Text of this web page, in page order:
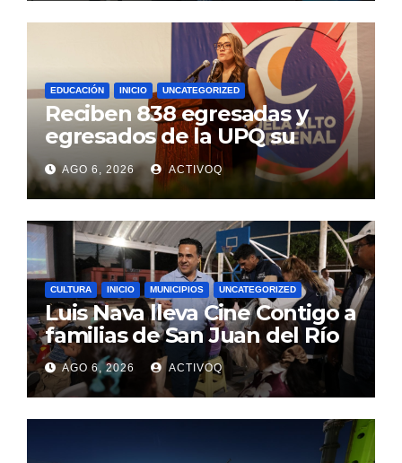
EDUCACIÓN INICIO UNCATEGORIZED
Reciben 838 egresadas y
egresados de la UPQ su
título profesional
AGO 6, 2026 ACTIVOQ
CULTURA INICIO MUNICIPIOS UNCATEGORIZED
Luis Nava lleva Cine Contigo a
familias de San Juan del Río
AGO 6, 2026 ACTIVOQ